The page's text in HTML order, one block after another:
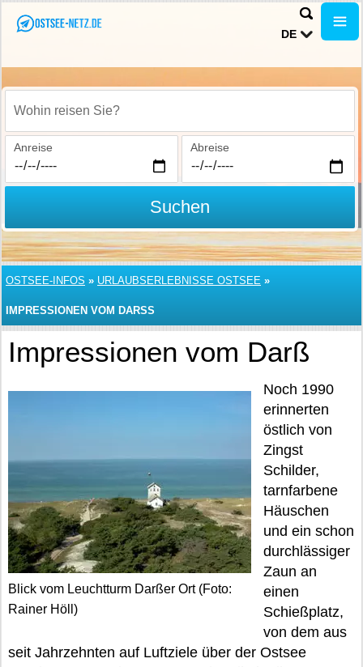
DE
Wohin reisen Sie?
Anreise Abreise
Suchen
OSTSEE-INFOS » URLAUBSERLEBNISSE OSTSEE »
IMPRESSIONEN VOM DARSS
Impressionen vom Darß
Blick vom Leuchtturm Darßer Ort (Foto:
Rainer Höll)
Noch 1990
erinnerten
östlich von
Zingst
Schilder,
tarnfarbene
Häuschen
und ein schon
durchlässiger
Zaun an
einen
Schießplatz,
von dem aus
seit Jahrzehnten auf Luftziele über der Ostsee